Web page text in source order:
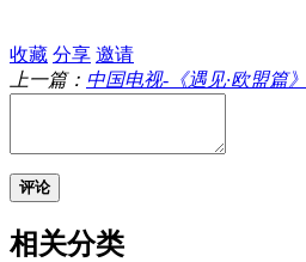
收藏 分享 邀请
上一篇： 中国电视-《遇见·欧盟篇
评论
相关分类